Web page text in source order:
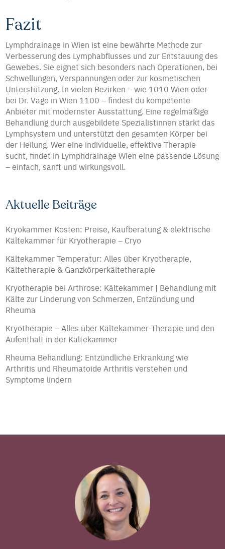
Fazit
Lymphdrainage in Wien ist eine bewährte Methode zur
Verbesserung des Lymphabflusses und zur Entstauung des
Gewebes. Sie eignet sich besonders nach Operationen, bei
Schwellungen, Verspannungen oder zur kosmetischen
Unterstützung. In vielen Bezirken – wie 1010 Wien oder
bei Dr. Vago in Wien 1100 – findest du kompetente
Anbieter mit modernster Ausstattung. Eine regelmäßige
Behandlung durch ausgebildete Spezialistinnen stärkt das
Lymphsystem und unterstützt den gesamten Körper bei
der Heilung. Wer eine individuelle, effektive Therapie
sucht, findet in Lymphdrainage Wien eine passende Lösung
– einfach, sanft und wirkungsvoll.
Aktuelle Beiträge
Kryokammer Kosten: Preise, Kaufberatung & elektrische
Kältekammer für Kryotherapie – Cryo
Kältekammer Temperatur: Alles über Kryotherapie,
Kältetherapie & Ganzkörperkältetherapie
Kryotherapie bei Arthrose: Kältekammer | Behandlung mit
Kälte zur Linderung von Schmerzen, Entzündung und
Rheuma
Kryotherapie – Alles über Kältekammer-Therapie und den
Aufenthalt in der Kältekammer
Rheuma Behandlung: Entzündliche Erkrankung wie
Arthritis und Rheumatoide Arthritis verstehen und
Symptome lindern